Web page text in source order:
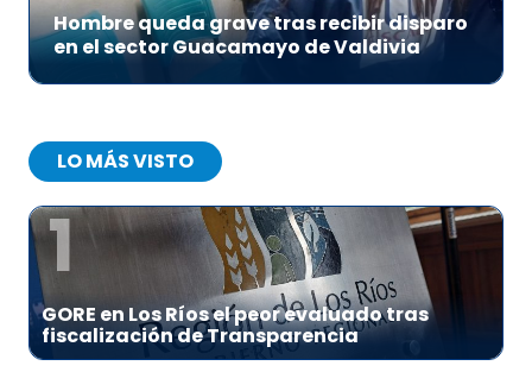
Hombre queda grave tras recibir disparo
en el sector Guacamayo de Valdivia
LO MÁS VISTO
1
GORE en Los Ríos el peor evaluado tras
fiscalización de Transparencia